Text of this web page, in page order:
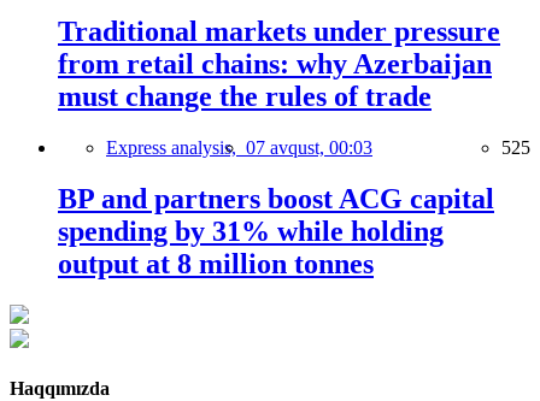
Traditional markets under pressure
from retail chains: why Azerbaijan
must change the rules of trade
Express analysis, 07 avqust, 00:03 525
BP and partners boost ACG capital
spending by 31% while holding
output at 8 million tonnes
Haqqımızda